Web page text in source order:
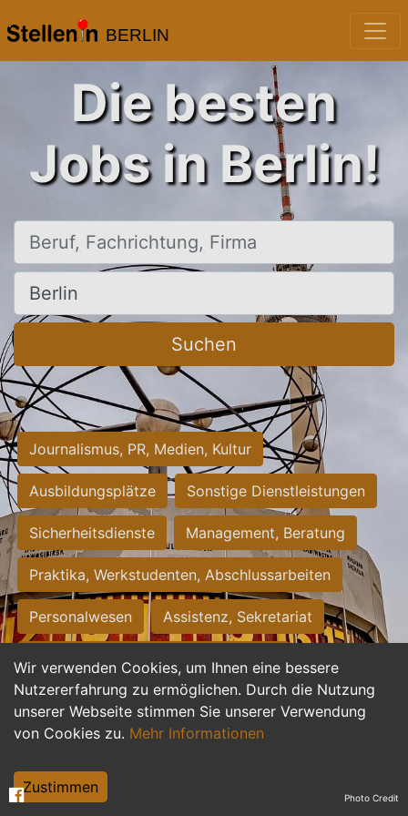
BERLIN
Wir verwenden Cookies, um Ihnen eine bessere
Nutzererfahrung zu ermöglichen. Durch die Nutzung
unserer Webseite stimmen Sie unserer Verwendung
von Cookies zu. Mehr Informationen
Zustimmen
Die besten
Jobs in Berlin!
Beruf, Fachrichtung, Firma
Ort, Stadt
Suchen
Journalismus, PR, Medien, Kultur
Ausbildungsplätze Sonstige Dienstleistungen
Sicherheitsdienste Management, Beratung
Praktika, Werkstudenten, Abschlussarbeiten
Personalwesen Assistenz, Sekretariat
Hilfskräfte, Aushilfs- und Nebenjobs
Einkauf, Logistik, Materialwirtschaft
Weiterbildung, Studium, duale Ausbildung
Tourismus
Photo Credit